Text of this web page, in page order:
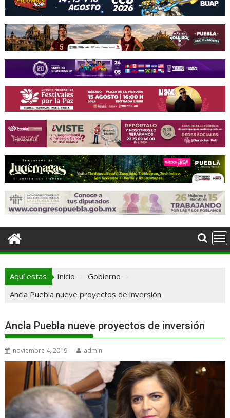
Aquí estas Inicio
Gobierno
Ancla Puebla nueve proyectos de inversión
Ancla Puebla nueve proyectos de inversión
noviembre 4, 2019 admin